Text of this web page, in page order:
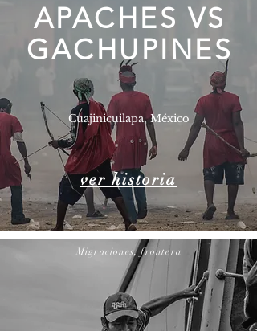
APACHES VS
GACHUPINES
Cuajinicuilapa, México
ver historia
Migraciones, frontera